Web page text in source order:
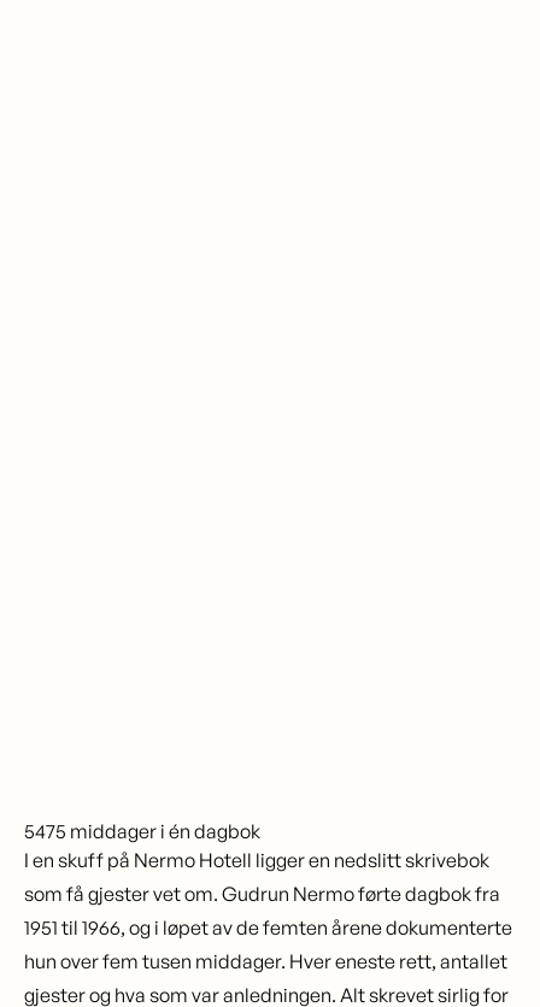
5475 middager i én dagbok
I en skuff på Nermo Hotell ligger en nedslitt skrivebok
som få gjester vet om. Gudrun Nermo førte dagbok fra
1951 til 1966, og i løpet av de femten årene dokumenterte
hun over fem tusen middager. Hver eneste rett, antallet
gjester og hva som var anledningen. Alt skrevet sirlig for